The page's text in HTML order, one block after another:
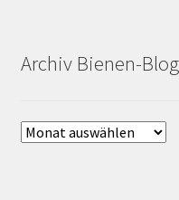
Archiv Bienen-
Archiv